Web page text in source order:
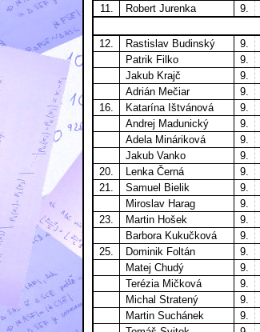
11.
Robert Jurenka 9.
12.
Rastislav Budinský 9.
Patrik Filko
9.
Jakub Krajč
9.
Adrián Mečiar
9.
16.
Katarína Ištvánová 9.
Andrej Madunický
9.
Adela Mináriková
9.
Jakub Vanko
9.
20.
Lenka Černá 9.
21.
Samuel Bielik 9.
Miroslav Harag
9.
23.
Martin Hošek 9.
Barbora Kukučková
9.
25.
Dominik Foltán 9.
Matej Chudý
9.
Terézia Mičková
9.
Michal Stratený
9.
Martin Suchánek
9.